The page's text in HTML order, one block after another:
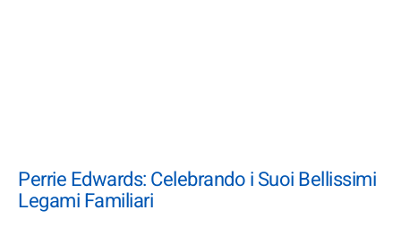
Perrie Edwards: Celebrando i Suoi Bellissimi
Legami Familiari